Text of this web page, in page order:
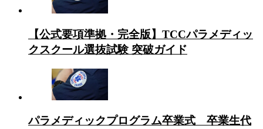
【公式要項準拠・完全版】TCCパラメディッ
クスクール選抜試験 突破ガイド
パラメディックプログラム卒業式 卒業生代